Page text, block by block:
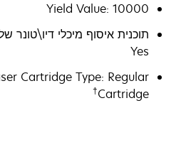
Yield Value: 10000
Yes
Cartridge Type: Regular
Cartridge
†